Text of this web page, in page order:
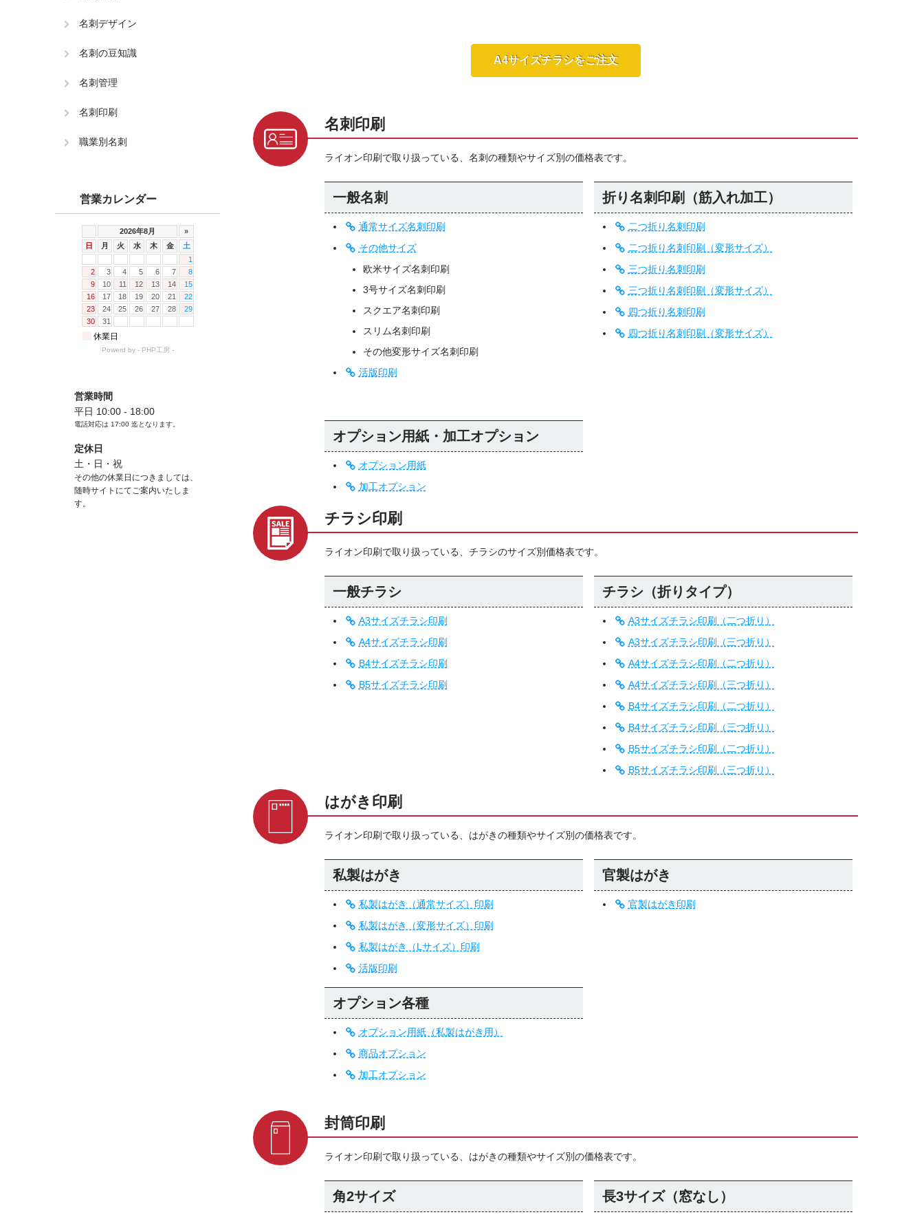
A4サイズチラシをご注文
名刺印刷
ライオン印刷で取り扱っている、名刺の種類やサイズ別の価格表です。
一般名刺
通常サイズ名刺印刷
その他サイズ
欧米サイズ名刺印刷
3号サイズ名刺印刷
スクエア名刺印刷
スリム名刺印刷
その他変形サイズ名刺印刷
活版印刷
折り名刺印刷（筋入れ加工）
二つ折り名刺印刷
二つ折り名刺印刷（変形サイズ）
三つ折り名刺印刷
三つ折り名刺印刷（変形サイズ）
四つ折り名刺印刷
四つ折り名刺印刷（変形サイズ）
オプション用紙・加工オプション
オプション用紙
加工オプション
チラシ印刷
ライオン印刷で取り扱っている、チラシのサイズ別価格表です。
一般チラシ
A3サイズチラシ印刷
A4サイズチラシ印刷
B4サイズチラシ印刷
B5サイズチラシ印刷
チラシ（折りタイプ）
A3サイズチラシ印刷（二つ折り）
A3サイズチラシ印刷（三つ折り）
A4サイズチラシ印刷（二つ折り）
A4サイズチラシ印刷（三つ折り）
B4サイズチラシ印刷（二つ折り）
B4サイズチラシ印刷（三つ折り）
B5サイズチラシ印刷（二つ折り）
B5サイズチラシ印刷（三つ折り）
はがき印刷
ライオン印刷で取り扱っている、はがきの種類やサイズ別の価格表です。
私製はがき
私製はがき（通常サイズ）印刷
私製はがき（変形サイズ）印刷
私製はがき（Lサイズ）印刷
活版印刷
官製はがき
官製はがき印刷
オプション各種
オプション用紙（私製はがき用）
商品オプション
加工オプション
封筒印刷
ライオン印刷で取り扱っている、はがきの種類やサイズ別の価格表です。
角2サイズ 長3サイズ（窓なし）
名刺デザイン
名刺の豆知識
名刺管理
名刺印刷
職業別名刺
営業カレンダー
営業時間
平日 10:00 - 18:00
電話対応は 17:00 迄となります。
定休日
土・日・祝
その他の休業日につきましては、
随時サイトにてご案内いたしま
す。